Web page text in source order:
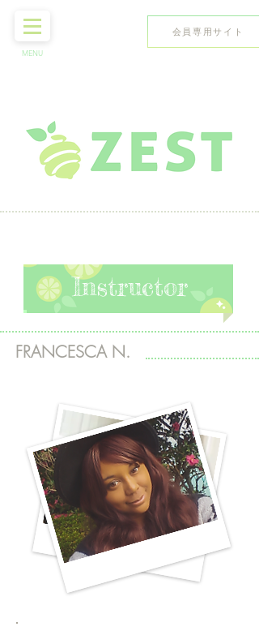
会員専用サイト
MENU
Instructor
FRANCESCA N.